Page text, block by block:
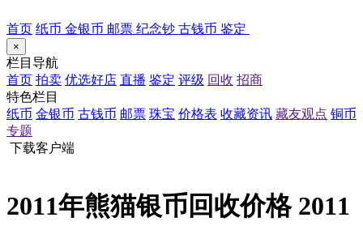
首页 纸币 金银币 邮票 纪念钞 古钱币 鉴定
×
栏目导航
首页 拍卖 优选好店 直播 鉴定 评级 回收 招商
特色栏目
纸币 金银币 古钱币 邮票 珠宝 价格表 收藏资讯 藏友观点 铜币
专题
下载客户端
2011年熊猫银币回收价格 2011